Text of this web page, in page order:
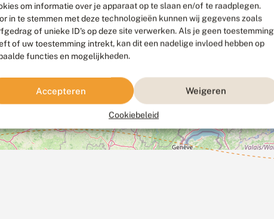
om informatie over je apparaat op te slaan en/of te raadplegen.
in te stemmen met deze technologieën kunnen wij gegevens zoals
of unieke ID's op deze site verwerken. Als je geen toestemming
of uw toestemming intrekt, kan dit een nadelige invloed hebben op
functies en mogelijkheden.
Accepteren Weigeren
Cookiebeleid